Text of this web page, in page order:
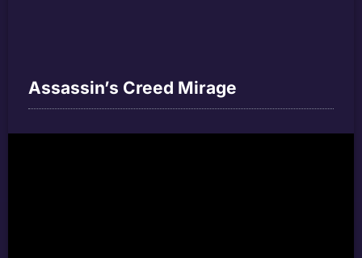
Assassin’s Creed Mirage